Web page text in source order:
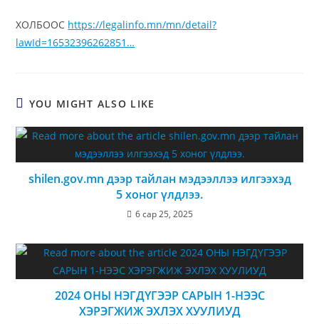
ХОЛБООС https://legalinfo.mn/mn/detail?
lawId=16532396262851…
YOU MIGHT ALSO LIKE
shilen.gov.mn дээр тайлан мэдээллээ илгээхэд
5 хоног үлдлээ.
6 сар 25, 2025
2024 ОНЫ НЭГДҮГЭЭР САРЫН 1-НЭЭС
ХЭРЭГЖИЖ ЭХЛЭХ ХУУЛИУД